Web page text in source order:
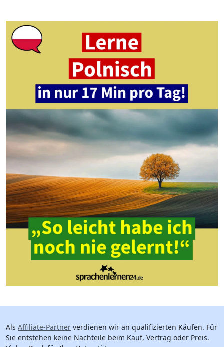
Als Affiliate-Partner verdienen wir an qualifizierten Käufen. Für
Sie entstehen keine Nachteile beim Kauf, Vertrag oder Preis.